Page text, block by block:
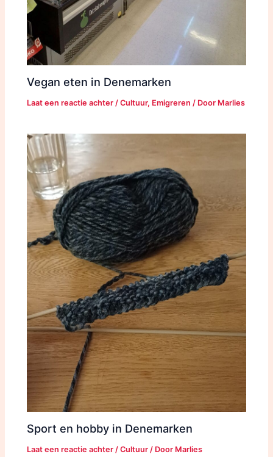
Vegan eten in Denemarken
Laat een reactie achter /Cultuur, Emigreren / Door Marlies
Sport en hobby in Denemarken
Laat een reactie achter /Cultuur / Door Marlies